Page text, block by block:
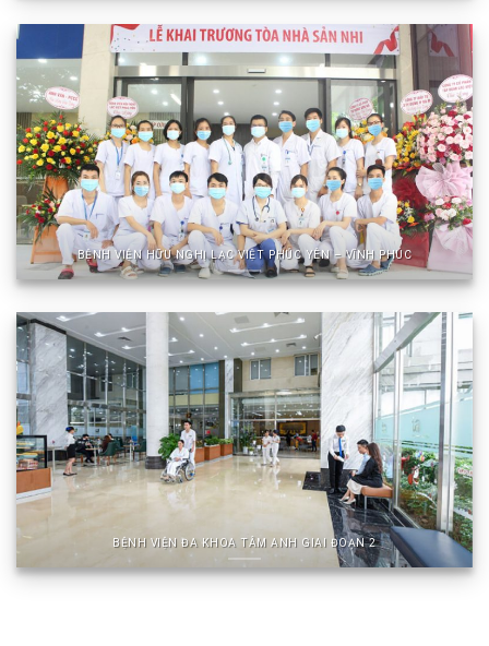
BỆNH VIỆN HỮU NGHỊ LẠC VIỆT PHÚC YÊN – VĨNH PHÚC
BỆNH VIỆN ĐA KHOA TÂM ANH GIAI ĐOẠN 2